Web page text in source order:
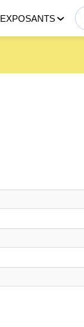
EXPOSANTS